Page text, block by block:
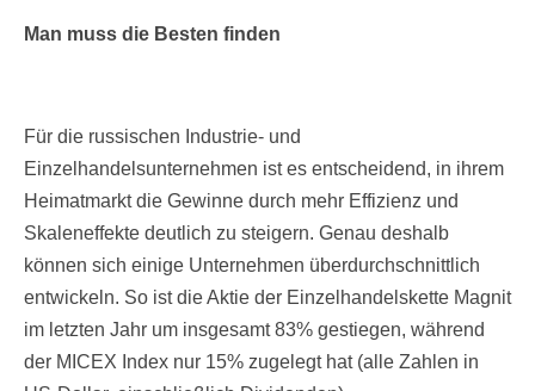
Man muss die Besten finden
Für die russischen Industrie- und
Einzelhandelsunternehmen ist es entscheidend, in ihrem
Heimatmarkt die Gewinne durch mehr Effizienz und
Skaleneffekte deutlich zu steigern. Genau deshalb
können sich einige Unternehmen überdurchschnittlich
entwickeln. So ist die Aktie der Einzelhandelskette Magnit
im letzten Jahr um insgesamt 83% gestiegen, während
der MICEX Index nur 15% zugelegt hat (alle Zahlen in